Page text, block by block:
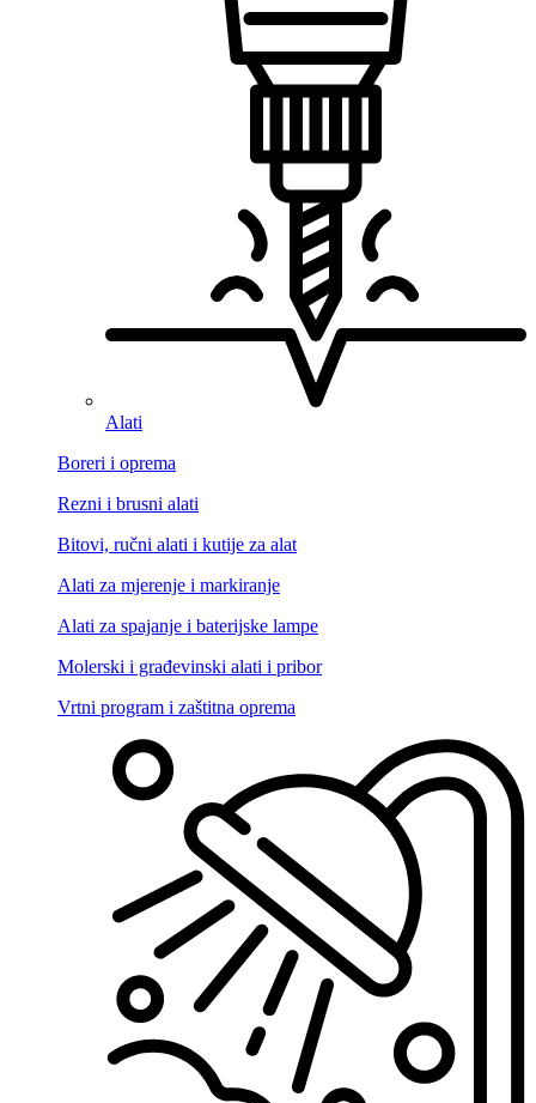
Alati
Boreri i oprema
Rezni i brusni alati
Bitovi, ručni alati i kutije za alat
Alati za mjerenje i markiranje
Alati za spajanje i baterijske lampe
Molerski i građevinski alati i pribor
Vrtni program i zaštitna oprema